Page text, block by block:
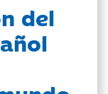
del